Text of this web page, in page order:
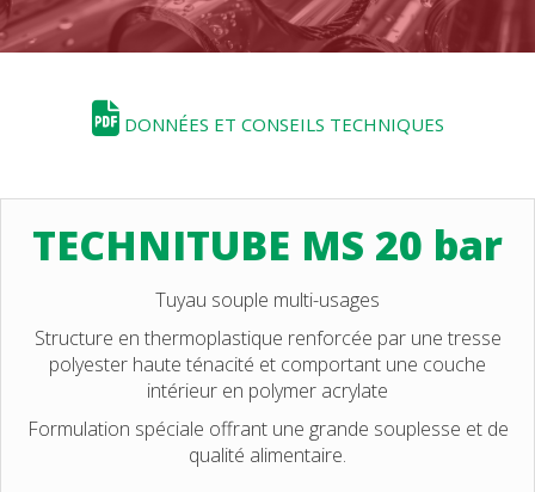
DONNÉES ET CONSEILS TECHNIQUES
TECHNITUBE MS 20 bar
Tuyau souple multi-usages
Structure en thermoplastique renforcée par une tresse
polyester haute ténacité et comportant une couche
intérieur en polymer acrylate
Formulation spéciale offrant une grande souplesse et de
qualité alimentaire.